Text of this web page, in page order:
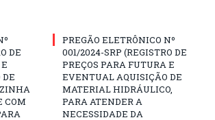
DE
COM
PREGÃO ELETRÔNICO Nº
001/2024-SRP (REGISTRO DE
PREÇOS PARA FUTURA E
EVENTUAL AQUISIÇÃO DE
MATERIAL HIDRÁULICO,
PARA ATENDER A
NECESSIDADE DA